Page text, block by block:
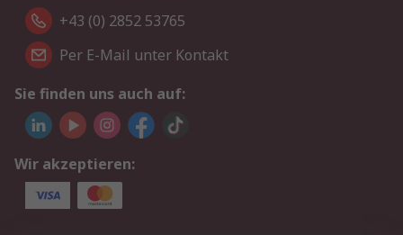
+43 (0) 2852 53765
Per E-Mail unter Kontakt
Sie finden uns auch auf:
Wir akzeptieren: